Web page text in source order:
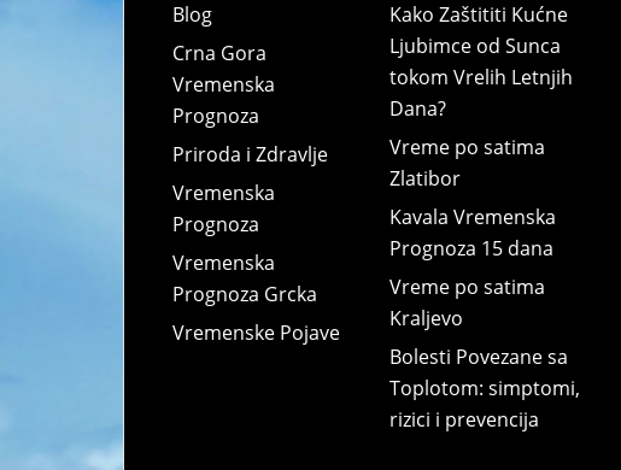
Blog
Crna Gora
Vremenska
Prognoza
Priroda i Zdravlje
Vremenska
Prognoza
Vremenska
Prognoza Grcka
Vremenske Pojave
Kako Zaštititi Kućne
Ljubimce od Sunca
tokom Vrelih Letnjih
Dana?
Vreme po satima
Zlatibor
Kavala Vremenska
Prognoza 15 dana
Vreme po satima
Kraljevo
Bolesti Povezane sa
Toplotom: simptomi,
rizici i prevencija